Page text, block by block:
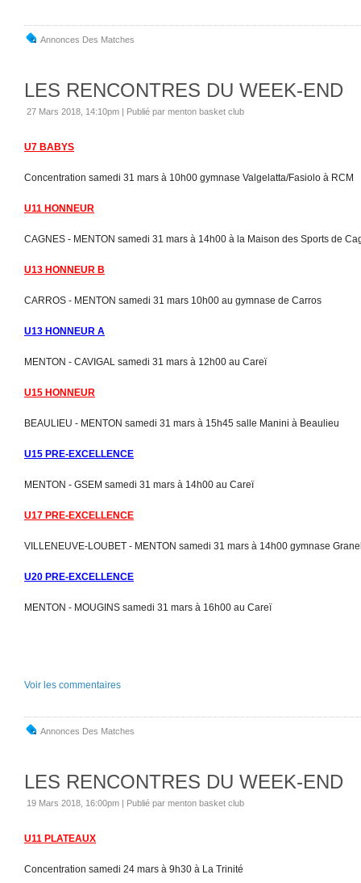
Annonces Des Matches
LES RENCONTRES DU WEEK-END
27 Mars 2018, 14:10pm | Publié par menton basket club
U7 BABYS
Concentration samedi 31 mars à 10h00 gymnase Valgelatta/Fasiolo à RCM
U11 HONNEUR
CAGNES - MENTON samedi 31 mars à 14h00 à la Maison des Sports de
U13 HONNEUR B
CARROS - MENTON samedi 31 mars 10h00 au gymnase de Carros
U13 HONNEUR A
MENTON - CAVIGAL samedi 31 mars à 12h00 au Careï
U15 HONNEUR
BEAULIEU - MENTON samedi 31 mars à 15h45 salle Manini à Beaulieu
U15 PRE-EXCELLENCE
MENTON - GSEM samedi 31 mars à 14h00 au Careï
U17 PRE-EXCELLENCE
VILLENEUVE-LOUBET - MENTON samedi 31 mars à 14h00 gymnase
U20 PRE-EXCELLENCE
MENTON - MOUGINS samedi 31 mars à 16h00 au Careï
Voir les commentaires
Annonces Des Matches
LES RENCONTRES DU WEEK-END
19 Mars 2018, 16:00pm | Publié par menton basket club
U11 PLATEAUX
Concentration samedi 24 mars à 9h30 à La Trinité